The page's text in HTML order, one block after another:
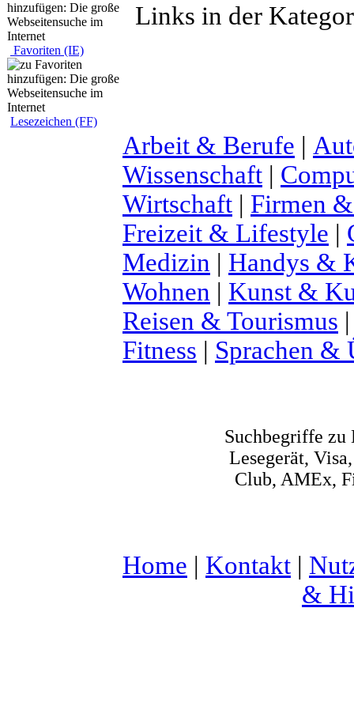
Favoriten (IE)
Lesezeichen (FF)
Links in der
Arbeit & Berufe |
Wissenschaft |
Wirtschaft | Firmen
Freizeit & Lifestyle |
Medizin | Handys &
Wohnen | Kunst &
Reisen & Tourismus
Fitness | Sprachen &
Suchbegriffe
Lesegerät,
Club, AMEx,
Home | Kontakt |
&